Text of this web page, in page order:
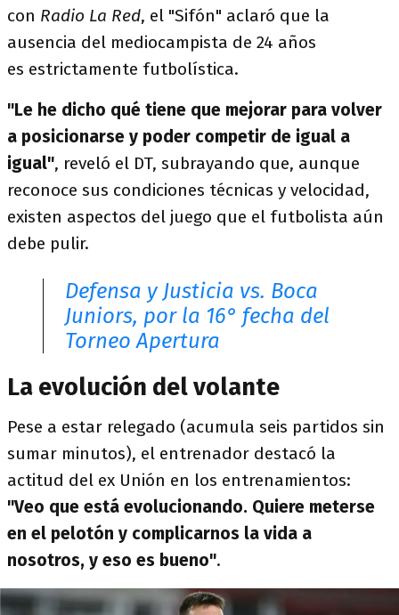
con Radio La Red, el "Sifón" aclaró que la
ausencia del mediocampista de 24 años
es estrictamente futbolística.
"Le he dicho qué tiene que mejorar para volver
a posicionarse y poder competir de igual a
igual", reveló el DT, subrayando que, aunque
reconoce sus condiciones técnicas y velocidad,
existen aspectos del juego que el futbolista aún
debe pulir.
Defensa y Justicia vs. Boca
Juniors, por la 16° fecha del
Torneo Apertura
La evolución del volante
Pese a estar relegado (acumula seis partidos sin
sumar minutos), el entrenador destacó la
actitud del ex Unión en los entrenamientos:
"Veo que está evolucionando. Quiere meterse
en el pelotón y complicarnos la vida a
nosotros, y eso es bueno".